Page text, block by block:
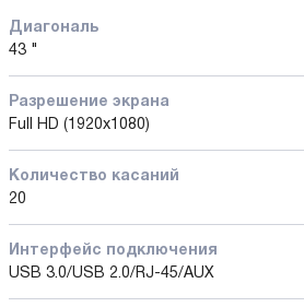
Диагональ
43 "
Разрешение экрана
Full HD (1920x1080)
Количество касаний
20
Интерфейс подключения
USB 3.0/USB 2.0/RJ-45/AUX